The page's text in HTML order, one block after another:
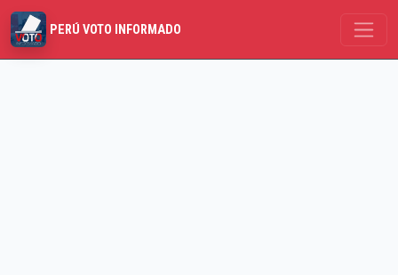
PERÚ VOTO INFORMADO